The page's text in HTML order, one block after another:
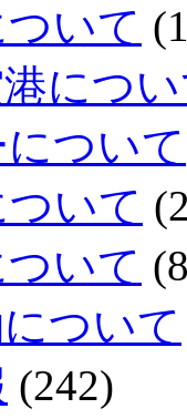
いて
につ
ついて
いて
いて
ついて
(242)